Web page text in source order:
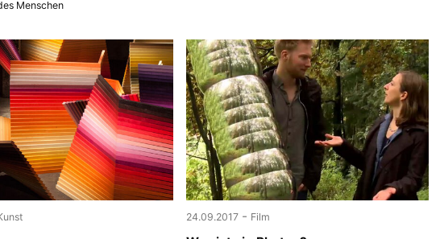
Menschen
24.09.2017 - Film